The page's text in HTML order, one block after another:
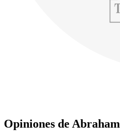
Opiniones de Abraham